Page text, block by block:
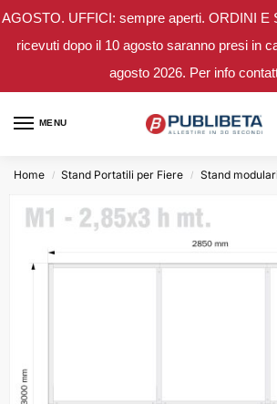
AGOSTO. UFFICI: sempre aperti. ORDINI E
ricevuti dopo il 10 agosto saranno presi in
agosto 2026. Per info
MENU
Home / Stand Portatili per Fiere / Stand